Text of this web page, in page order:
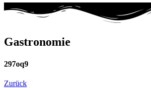
Gastronomie
297oq9
Zurück